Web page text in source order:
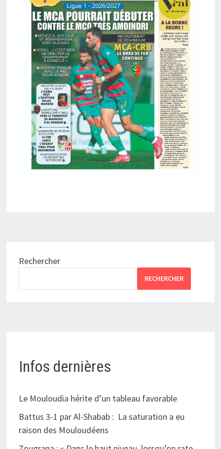
Rechercher
RECHERCHER
Infos dernières
Le Mouloudia hérite d’un tableau favorable
Battus 3-1 par Al-Shabab : La saturation a eu
raison des Mouloudéens